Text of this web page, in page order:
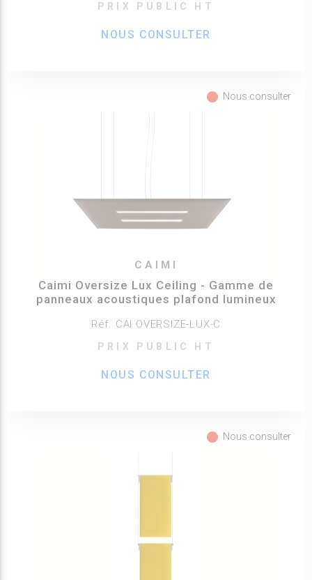
PRIX PUBLIC HT
NOUS CONSULTER
fiber_manual_record Nous consulter
CAIMI
Caimi Oversize Lux Ceiling - Gamme de
panneaux acoustiques plafond lumineux
Réf. CAI OVERSIZE-LUX-C
PRIX PUBLIC HT
NOUS CONSULTER
fiber_manual_record Nous consulter